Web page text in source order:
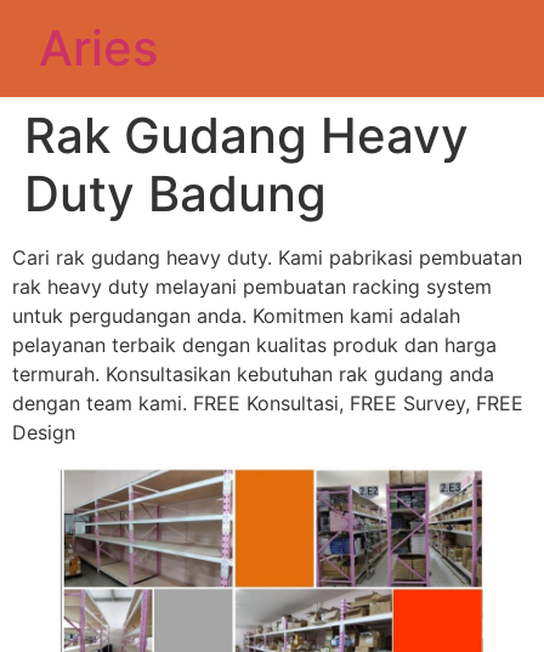
Aries
Rak Gudang Heavy
Duty Badung
Cari rak gudang heavy duty. Kami pabrikasi pembuatan
rak heavy duty melayani pembuatan racking system
untuk pergudangan anda. Komitmen kami adalah
pelayanan terbaik dengan kualitas produk dan harga
termurah. Konsultasikan kebutuhan rak gudang anda
dengan team kami. FREE Konsultasi, FREE Survey, FREE
Design